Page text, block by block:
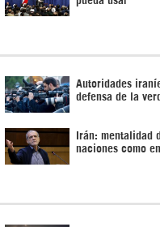
Autoridades
defensa de la
Irán: mentalidad
naciones como